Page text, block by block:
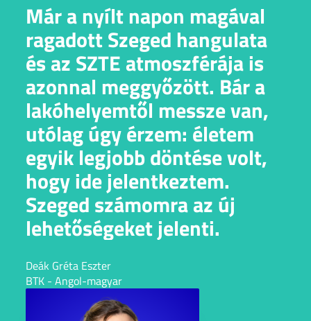
Már a nyílt napon magával
ragadott Szeged hangulata
és az SZTE atmoszférája is
azonnal meggyőzött. Bár a
lakóhelyemtől messze van,
utólag úgy érzem: életem
egyik legjobb döntése volt,
hogy ide jelentkeztem.
Szeged számomra az új
lehetőségeket jelenti.
Deák Gréta Eszter
BTK - Angol-magyar